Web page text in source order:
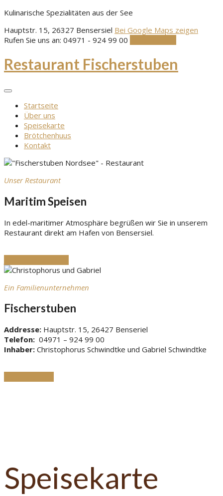
Skip
content
Kulinarische Spezialitäten aus der See
Hauptstr. 15, 26327 Bensersiel Bei Google Maps zeigen
Rufen Sie uns an: 04971 - 924 99 00
Restaurant Fischerstuben
Startseite
Über uns
Speisekarte
Brötchenhuus
Kontakt
Unser Restaurant
Maritim Speisen
In edel-maritimer Atmosphäre begrüßen wir Sie in unserem
Restaurant direkt am Hafen von Bensersiel.
Ein Familienunternehmen
Fischerstuben
Addresse: Hauptstr. 15, 26427 Benseriel
Telefon: 04971 – 924 99 00
Inhaber: Christophorus Schwindtke und Gabriel Schwindtke
Speisekarte